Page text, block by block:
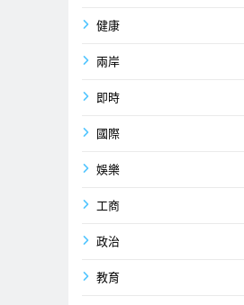
健康
兩岸
即時
國際
娛樂
工商
政治
教育